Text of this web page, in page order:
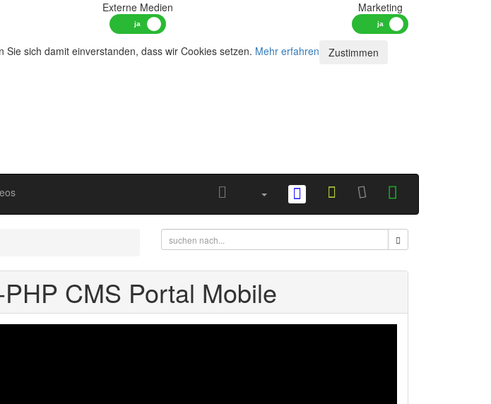
Externe Medien Marketing
sich damit einverstanden, dass wir Cookies setzen. Mehr erfahren Zustimmen
CMS Portal Mobile